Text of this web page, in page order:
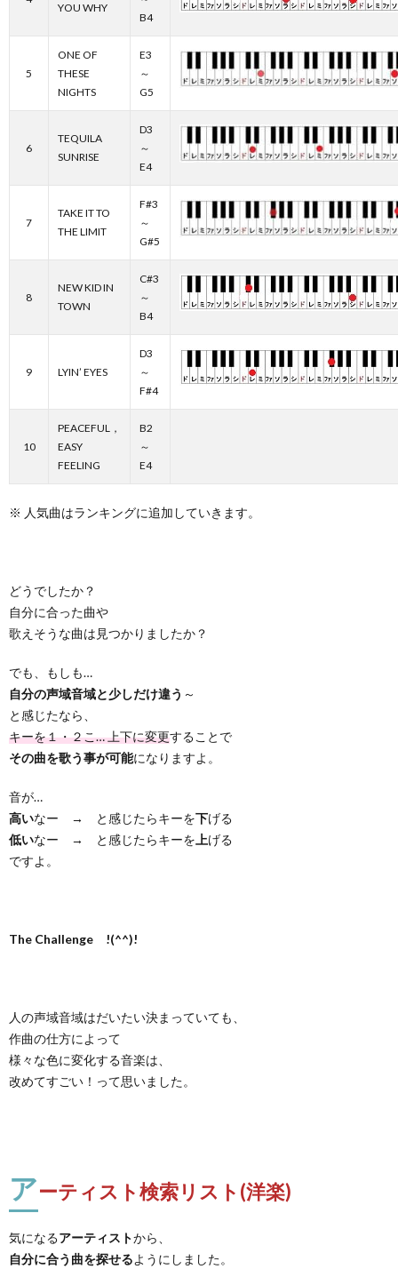
YOU WHY
B4
5
ONE OF
THESE
NIGHTS
E3
～
G5
6
TEQUILA
SUNRISE
D3
～
E4
7
TAKE IT TO
THE LIMIT
F#3
～
G#5
8
NEW KID IN
TOWN
C#3
～
B4
9 LYIN’ EYES
D3
～
F#4
10
PEACEFUL，
EASY
FEELING
B2
～
E4
※ 人気曲はランキングに追加していきます。
どうでしたか？
自分に合った曲や
歌えそうな曲は見つかりましたか？
でも、もしも…
自分の声域音域と少しだけ違う ～
と感じたなら、
キーを１・２こ… 上下に変更することで
その曲を歌う事が可能になりますよ。
音が…
高いなー → と感じたらキーを下げる
低いなー → と感じたらキーを 上げる
ですよ。
The Challenge !(^^)!
人の声域音域はだいたい決まっていても、
作曲の仕方によって
様々な色に変化する音楽は、
改めてすごい！って思いました。
アーティスト検索リスト(洋楽)
気になるアーティストから、
自分に合う曲を探せるようにしました。